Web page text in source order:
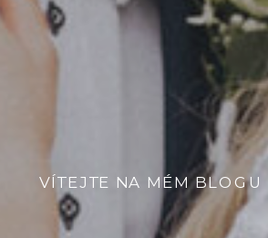
VÍTEJTE NA MÉM BLOGU